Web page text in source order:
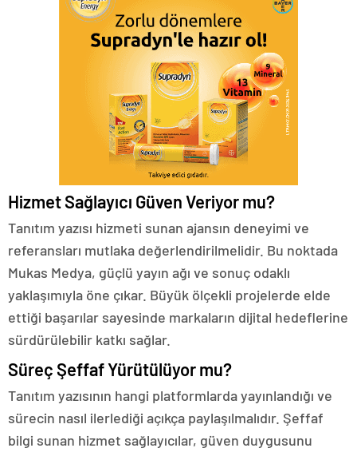
Hizmet Sağlayıcı Güven Veriyor mu?
Tanıtım yazısı hizmeti sunan ajansın deneyimi ve
referansları mutlaka değerlendirilmelidir. Bu noktada
Mukas Medya, güçlü yayın ağı ve sonuç odaklı
yaklaşımıyla öne çıkar. Büyük ölçekli projelerde elde
ettiği başarılar sayesinde markaların dijital hedeflerine
sürdürülebilir katkı sağlar.
Süreç Şeffaf Yürütülüyor mu?
Tanıtım yazısının hangi platformlarda yayınlandığı ve
sürecin nasıl ilerlediği açıkça paylaşılmalıdır. Şeffaf
bilgi sunan hizmet sağlayıcılar, güven duygusunu